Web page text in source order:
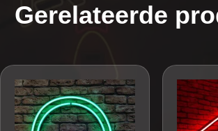
Gerelateerde